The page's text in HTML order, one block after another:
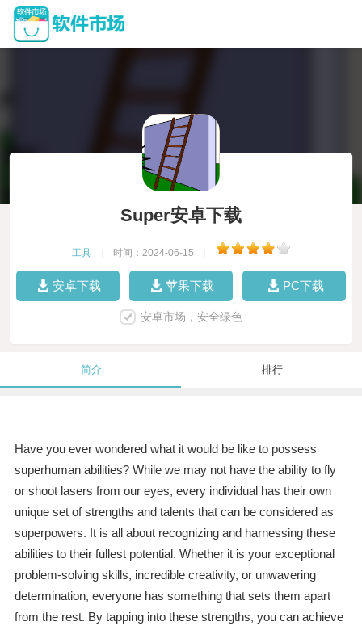
Super安卓下载
工具 时间：2024-06-15
安卓下载 苹果下载 PC下载
安卓市场，安全绿色
简介 排行
Have you ever wondered what it would be like to possess
superhuman abilities? While we may not have the ability to fly
or shoot lasers from our eyes, every individual has their own
unique set of strengths and talents that can be considered as
superpowers. It is all about recognizing and harnessing these
abilities to their fullest potential. Whether it is your exceptional
problem-solving skills, incredible creativity, or unwavering
determination, everyone has something that sets them apart
from the rest. By tapping into these strengths, you can achieve